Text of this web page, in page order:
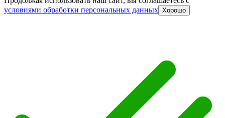
условиями обработки персональных данных Хорошо